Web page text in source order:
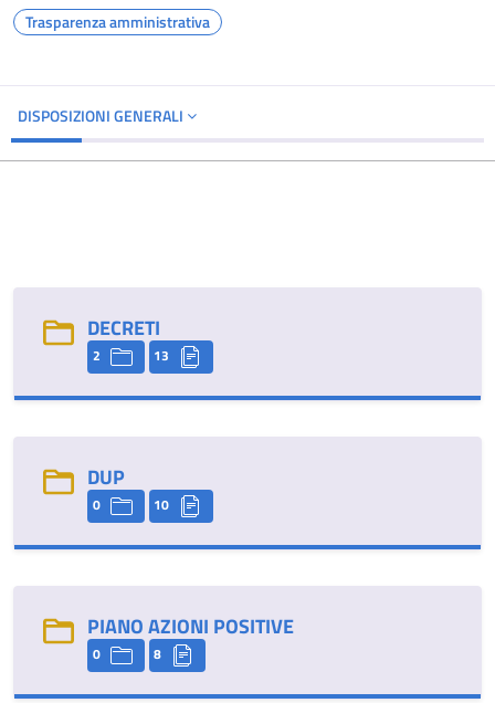
Trasparenza amministrativa
DISPOSIZIONI GENERALI
DECRETI
2 13
DUP
0 10
PIANO AZIONI POSITIVE
0 8